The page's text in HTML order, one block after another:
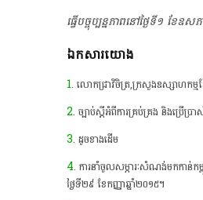
ធ្វើបច្ចុប្បន្នភាពនៅថ្ងៃទី១ ខែឧស
ឯកសារយោង
1. លោកជ្រាវិចិត្រ,ក្រសួងឧស្សាហកម្មរ៉
2. ច្បាប់ស្តីអំពីការគ្រប់គ្រង និងប្រើប្
3. ដូចខាងដើម
4. ការនាំចូលសម្ភារៈសំណង់មកកាន់ក
ថ្ងៃទី២៩ ខែកញ្ញា​ឆ្នាំ​២០១៥។